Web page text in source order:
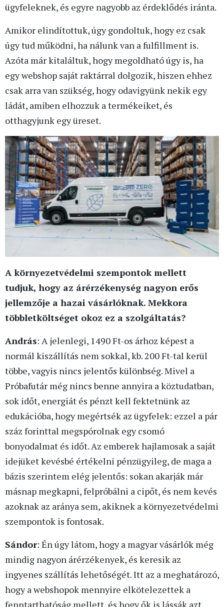
ügyfeleknek, és egyre nagyobb az érdeklődés iránta.
Amikor elindítottuk, úgy gondoltuk, hogy ez csak
úgy tud működni, ha nálunk van a fulfillment is.
Azóta már kitaláltuk, hogy megoldható úgy is, ha
egy webshop saját raktárral dolgozik, hiszen ehhez
csak arra van szükség, hogy odavigyünk nekik egy
ládát, amiben elhozzuk a termékeiket, és
otthagyjunk egy üreset.
A környezetvédelmi szempontok mellett
tudjuk, hogy az árérzékenység nagyon erős
jellemzője a hazai vásárlóknak. Mekkora
többletköltséget okoz ez a szolgáltatás?
András: A jelenlegi, 1490 Ft-os árhoz képest a
normál kiszállítás nem sokkal, kb. 200 Ft-tal kerül
többe, vagyis nincs jelentős különbség. Mivel a
Próbafutár még nincs benne annyira a köztudatban,
sok időt, energiát és pénzt kell fektetnünk az
edukációba, hogy megértsék az ügyfelek: ezzel a pár
száz forinttal megspórolnak egy csomó
bonyodalmat és időt. Az emberek hajlamosak a saját
idejüket kevésbé értékelni pénzügyileg, de maga a
bázis szerintem elég jelentős: sokan akarják már
másnap megkapni, felpróbálni a cipőt, és nem kevés
azoknak az aránya sem, akiknek a környezetvédelmi
szempontok is fontosak.
Sándor: Én úgy látom, hogy a magyar vásárlók még
mindig nagyon árérzékenyek, és keresik az
ingyenes szállítás lehetőségét. Itt az a meghatározó,
hogy a webshopok mennyire elkötelezettek a
fenntarthatóság mellett, és hogy ők is lássák azt,